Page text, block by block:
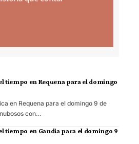
tiempo en Requena para el domingo
en Requena para el domingo 9 de
con…
tiempo en Gandia para el domingo 9